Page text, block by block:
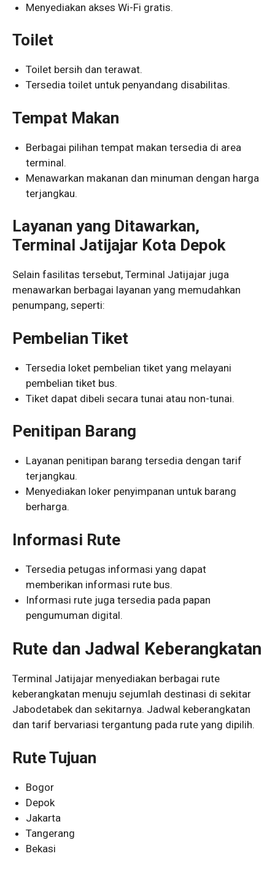
Menyediakan akses Wi-Fi gratis.
Toilet
Toilet bersih dan terawat.
Tersedia toilet untuk penyandang disabilitas.
Tempat Makan
Berbagai pilihan tempat makan tersedia di area
terminal.
Menawarkan makanan dan minuman dengan harga
terjangkau.
Layanan yang Ditawarkan,
Terminal Jatijajar Kota Depok
Selain fasilitas tersebut, Terminal Jatijajar juga
menawarkan berbagai layanan yang memudahkan
penumpang, seperti:
Pembelian Tiket
Tersedia loket pembelian tiket yang melayani
pembelian tiket bus.
Tiket dapat dibeli secara tunai atau non-tunai.
Penitipan Barang
Layanan penitipan barang tersedia dengan tarif
terjangkau.
Menyediakan loker penyimpanan untuk barang
berharga.
Informasi Rute
Tersedia petugas informasi yang dapat
memberikan informasi rute bus.
Informasi rute juga tersedia pada papan
pengumuman digital.
Rute dan Jadwal Keberangkatan
Terminal Jatijajar menyediakan berbagai rute
keberangkatan menuju sejumlah destinasi di sekitar
Jabodetabek dan sekitarnya. Jadwal keberangkatan
dan tarif bervariasi tergantung pada rute yang dipilih.
Rute Tujuan
Bogor
Depok
Jakarta
Tangerang
Bekasi